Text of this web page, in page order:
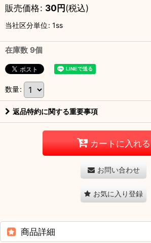
販売価格: 30円(税込)
当社区分単位: 1ss
在庫数 9個
数量:
返品特約に関する重要事項
カートに入れる
お問い合わせ
お気に入り登録
商品詳細